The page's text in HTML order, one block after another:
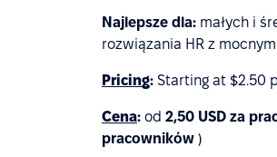
Najlepsze dla: małych i
rozwiązania HR z mocnym
Pricing: Starting at $2.50
Cena: od 2,50 USD za
pracowników )